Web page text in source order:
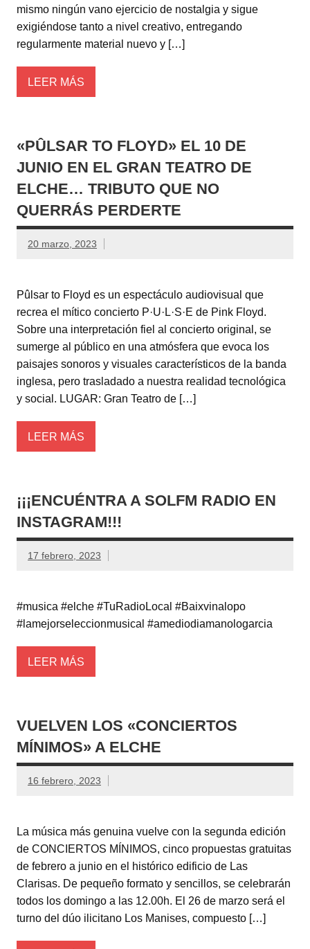
mismo ningún vano ejercicio de nostalgia y sigue
exigiéndose tanto a nivel creativo, entregando
regularmente material nuevo y […]
LEER MÁS
«PÛLSAR TO FLOYD» EL 10 DE
JUNIO EN EL GRAN TEATRO DE
ELCHE… TRIBUTO QUE NO
QUERRÁS PERDERTE
20 marzo, 2023
Pûlsar to Floyd es un espectáculo audiovisual que
recrea el mítico concierto P·U·L·S·E de Pink Floyd.
Sobre una interpretación fiel al concierto original, se
sumerge al público en una atmósfera que evoca los
paisajes sonoros y visuales característicos de la banda
inglesa, pero trasladado a nuestra realidad tecnológica
y social. LUGAR: Gran Teatro de […]
LEER MÁS
¡¡¡ENCUÉNTRA A SOLFM RADIO EN
INSTAGRAM!!!
17 febrero, 2023
#musica #elche #TuRadioLocal #Baixvinalopo
#lamejorseleccionmusical #amediodiamanologarcia
LEER MÁS
VUELVEN LOS «CONCIERTOS
MÍNIMOS» A ELCHE
16 febrero, 2023
La música más genuina vuelve con la segunda edición
de CONCIERTOS MÍNIMOS, cinco propuestas gratuitas
de febrero a junio en el histórico edificio de Las
Clarisas. De pequeño formato y sencillos, se celebrarán
todos los domingo a las 12.00h. El 26 de marzo será el
turno del dúo ilicitano Los Manises, compuesto […]